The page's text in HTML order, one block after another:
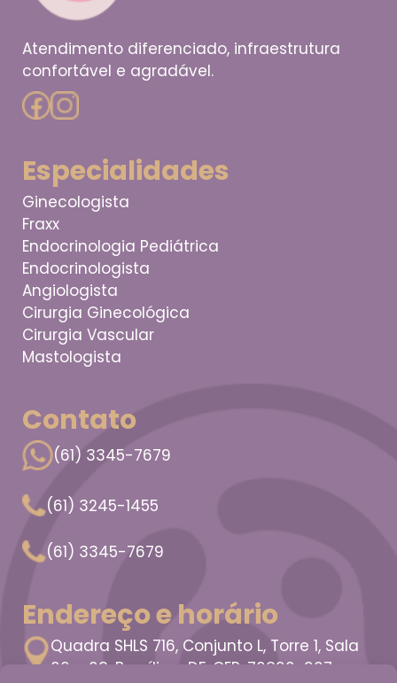
Atendimento diferenciado, infraestrutura
confortável e agradável.
Especialidades
Ginecologista
Fraxx
Endocrinologia Pediátrica
Endocrinologista
Angiologista
Cirurgia Ginecológica
Cirurgia Vascular
Mastologista
Contato
(61) 3345-7679
(61) 3245-1455
(61) 3345-7679
Endereço e horário
Quadra SHLS 716, Conjunto L, Torre 1, Sala
06 e 08, Brasília - DF, CEP: 70390-907